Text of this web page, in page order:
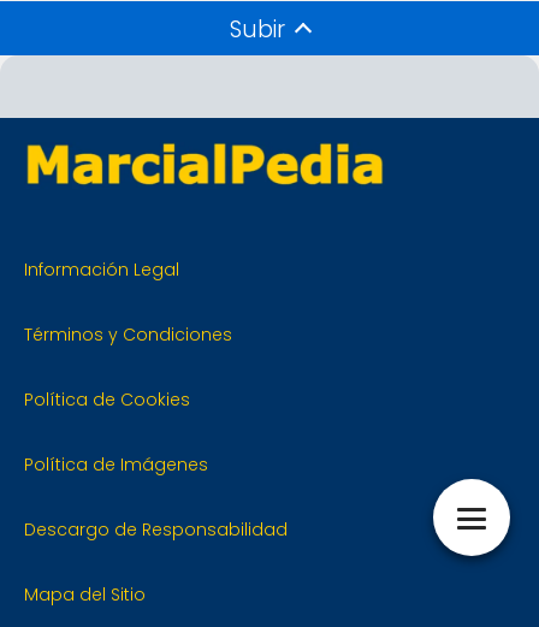
Subir
Información Legal
Términos y Condiciones
Política de Cookies
Política de Imágenes
Descargo de Responsabilidad
Mapa del Sitio